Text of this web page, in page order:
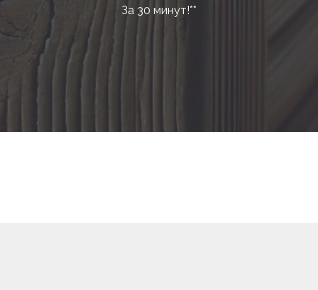
За 30 минут!**